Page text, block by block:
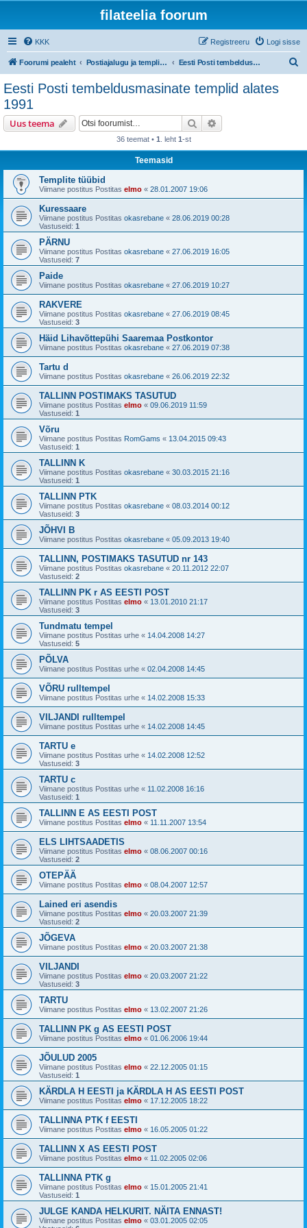
filateelia foorum
KKK Logi sisse
Registreeru
Foorumi pealeht Postiajalugu ja templijäljendite kogumine Eesti Posti tembeldusmasinate templid alates 1991
Eesti Posti tembeldusmasinate templid alates
1991
Uus teema Otsi
36 teemat • 1 . leht 1-st
Teemasid
Templite tüübid
Viimane postitus Postitas elmo « 28.01.2007 19:06
Kuressaare
Viimane postitus Postitas okasrebane « 28.06.2019 00:28
Vastuseid: 1
PÄRNU
Viimane postitus Postitas okasrebane « 27.06.2019 16:05
Vastuseid: 7
Paide
Viimane postitus Postitas okasrebane « 27.06.2019 10:27
RAKVERE
Viimane postitus Postitas okasrebane « 27.06.2019 08:45
Vastuseid: 3
Häid Lihavõttepühi Saaremaa Postkontor
Viimane postitus Postitas okasrebane « 27.06.2019 07:38
Tartu d
Viimane postitus Postitas okasrebane « 26.06.2019 22:32
TALLINN POSTIMAKS TASUTUD
Viimane postitus Postitas elmo « 09.06.2019 11:59
Vastuseid: 1
Võru
Viimane postitus Postitas RomGams « 13.04.2015 09:43
Vastuseid: 1
TALLINN K
Viimane postitus Postitas okasrebane « 30.03.2015 21:16
Vastuseid: 1
TALLINN PTK
Viimane postitus Postitas okasrebane « 08.03.2014 00:12
Vastuseid: 3
JÕHVI B
Viimane postitus Postitas okasrebane « 05.09.2013 19:40
TALLINN, POSTIMAKS TASUTUD nr 143
Viimane postitus Postitas okasrebane « 20.11.2012 22:07
Vastuseid: 2
TALLINN PK r AS EESTI POST
Viimane postitus Postitas elmo « 13.01.2010 21:17
Vastuseid: 3
Tundmatu tempel
Viimane postitus Postitas urhe « 14.04.2008 14:27
Vastuseid: 5
PÕLVA
Viimane postitus Postitas urhe « 02.04.2008 14:45
VÕRU rulltempel
Viimane postitus Postitas urhe « 14.02.2008 15:33
VILJANDI rulltempel
Viimane postitus Postitas urhe « 14.02.2008 14:45
TARTU e
Viimane postitus Postitas urhe « 14.02.2008 12:52
Vastuseid: 3
TARTU c
Viimane postitus Postitas urhe « 11.02.2008 16:16
Vastuseid: 1
TALLINN E AS EESTI POST
Viimane postitus Postitas elmo « 11.11.2007 13:54
ELS LIHTSAADETIS
Viimane postitus Postitas elmo « 08.06.2007 00:16
Vastuseid: 2
OTEPÄÄ
Viimane postitus Postitas elmo « 08.04.2007 12:57
Lained eri asendis
Viimane postitus Postitas elmo « 20.03.2007 21:39
Vastuseid: 2
JÕGEVA
Viimane postitus Postitas elmo « 20.03.2007 21:38
VILJANDI
Viimane postitus Postitas elmo « 20.03.2007 21:22
Vastuseid: 3
TARTU
Viimane postitus Postitas elmo « 13.02.2007 21:26
TALLINN PK g AS EESTI POST
Viimane postitus Postitas elmo « 01.06.2006 19:44
JÕULUD 2005
Viimane postitus Postitas elmo « 22.12.2005 01:15
Vastuseid: 1
KÄRDLA H EESTI ja KÄRDLA H AS EESTI POST
Viimane postitus Postitas elmo « 17.12.2005 18:22
TALLINNA PTK f EESTI
Viimane postitus Postitas elmo « 16.05.2005 01:22
TALLINN X AS EESTI POST
Viimane postitus Postitas elmo « 11.02.2005 02:06
TALLINNA PTK g
Viimane postitus Postitas elmo « 15.01.2005 21:41
Vastuseid: 1
JULGE KANDA HELKURIT. NÄITA ENNAST!
Viimane postitus Postitas elmo « 03.01.2005 02:05